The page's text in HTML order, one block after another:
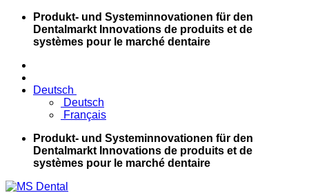
Skip
content
Produkt- und Systeminnovationen für den
Dentalmarkt Innovations de produits et de
systèmes pour le marché dentaire
Deutsch
Deutsch
Français
Produkt- und Systeminnovationen für den
Dentalmarkt Innovations de produits et de
systèmes pour le marché dentaire